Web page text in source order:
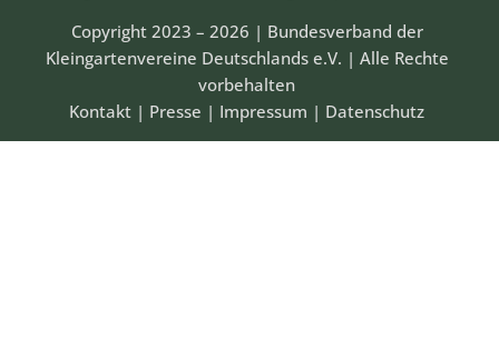
Copyright 2023 – 2026 | Bundesverband der
Kleingartenvereine Deutschlands e.V. | Alle Rechte
vorbehalten
Kontakt | Presse | Impressum | Datenschutz